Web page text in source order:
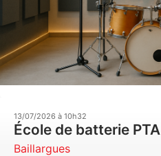
13/07/2026 à 10h32
École de batterie
Baillargues